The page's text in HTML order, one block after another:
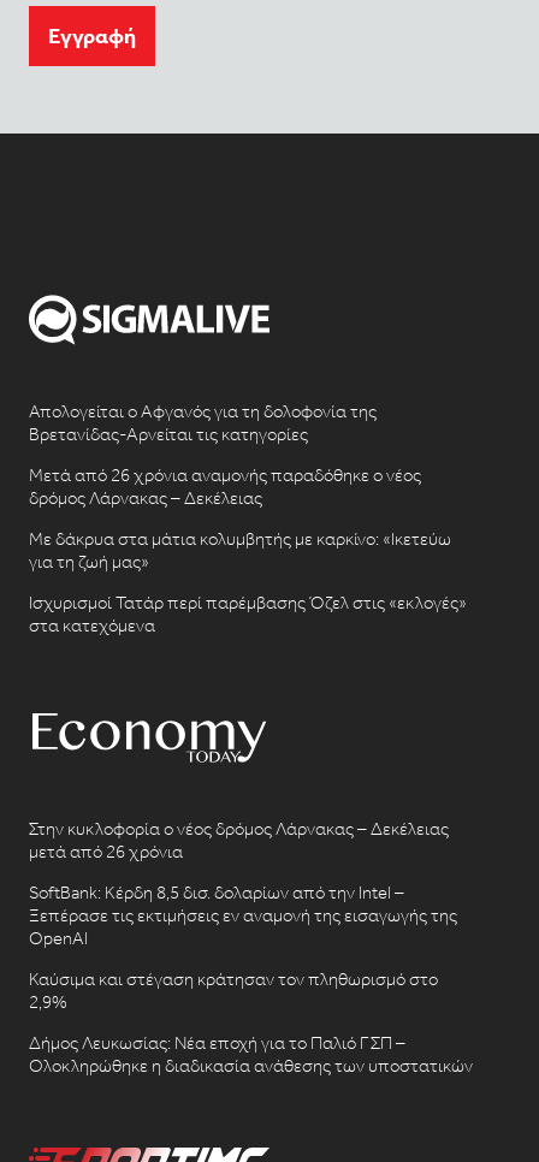
Eγγραφή
Απολογείται ο Αφγανός για τη δολοφονία της
Βρετανίδας-Αρνείται τις κατηγορίες
Μετά από 26 χρόνια αναμονής παραδόθηκε ο νέος
δρόμος Λάρνακας – Δεκέλειας
Με δάκρυα στα μάτια κολυμβητής με καρκίνο: «Ικετεύω
για τη ζωή μας»
Ισχυρισμοί Τατάρ περί παρέμβασης Όζελ στις «εκλογές»
στα κατεχόμενα
Στην κυκλοφορία ο νέος δρόμος Λάρνακας – Δεκέλειας
μετά από 26 χρόνια
SoftBank: Κέρδη 8,5 δισ. δολαρίων από την Intel –
Ξεπέρασε τις εκτιμήσεις εν αναμονή της εισαγωγής της
OpenAI
Καύσιμα και στέγαση κράτησαν τον πληθωρισμό στο
2,9%
Δήμος Λευκωσίας: Νέα εποχή για το Παλιό ΓΣΠ –
Ολοκληρώθηκε η διαδικασία ανάθεσης των υποστατικών